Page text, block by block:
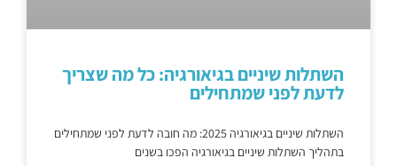
השתלות שיניים בגיאורגיה: כל מה שצריך
לדעת לפני שמתחילים
השתלות שיניים בגיאורגיה 2025: מה חובה לדעת לפני שמתחילים
בתהליך השתלות שיניים בגיאורגיה הפכו בשנים